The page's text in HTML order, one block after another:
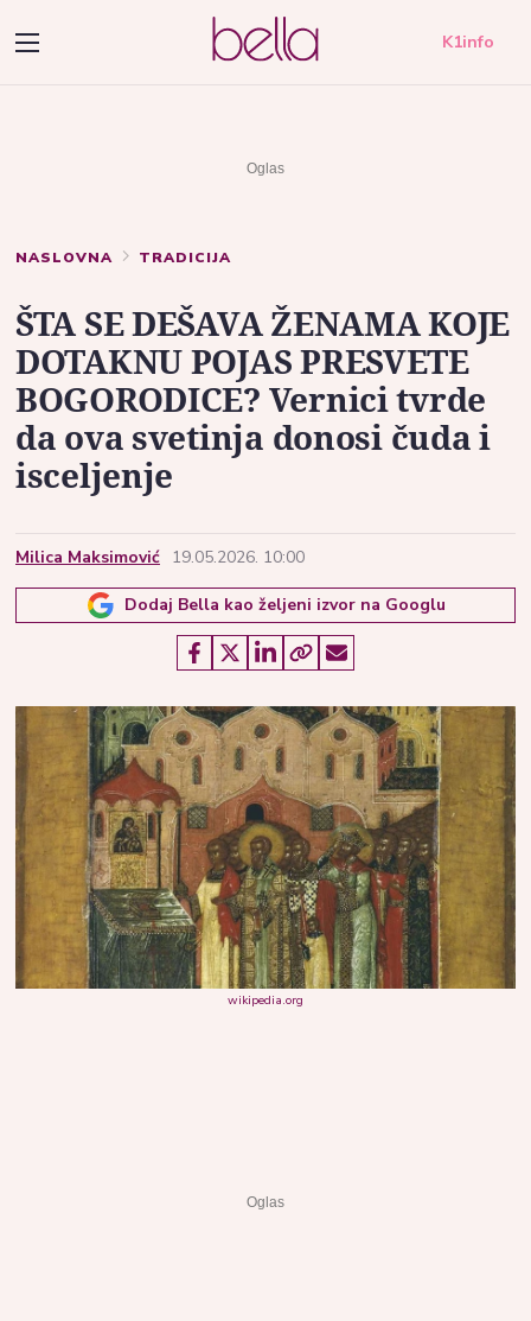
K1info
NASLOVNA TRADICIJA
ŠTA SE DEŠAVA ŽENAMA KOJE
DOTAKNU POJAS PRESVETE
BOGORODICE? Vernici tvrde
da ova svetinja donosi čuda i
isceljenje
Milica Maksimović 19.05.2026. 10:00
Dodaj Bella kao željeni izvor na Googlu
wikipedia.org